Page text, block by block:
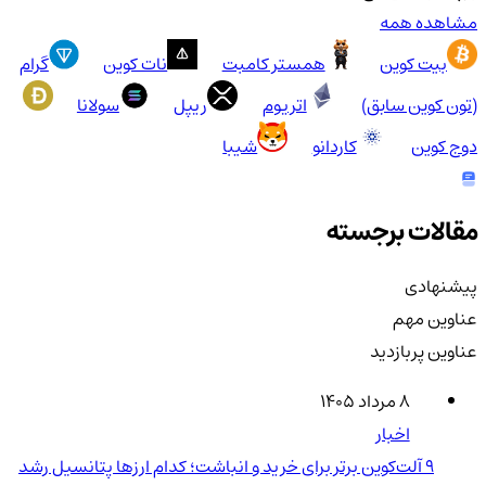
مشاهده همه
بیت کوین
همستر کامبت نات کوین
گرام
(تون کوین سابق)
اتریوم ریپل
سولانا
دوج کوین
کاردانو شیبا
مقالات برجسته
پیشنهادی
عناوین مهم
عناوین پربازدید
۸ مرداد ۱۴۰۵
اخبار
۹ آلت‌کوین برتر برای خرید و انباشت؛ کدام ارزها پتانسیل رشد